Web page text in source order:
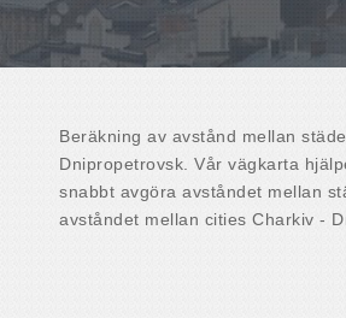
Beräkning av avstånd mellan
Dnipropetrovsk. Vår vägkarta
snabbt avgöra avståndet mellan
avståndet mellan cities Charkiv -